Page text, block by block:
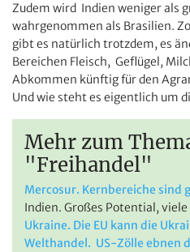
Zudem wird Indien weniger als
wahrgenommen als Brasilien.
gibt es natürlich trotzdem, es
Bereichen Fleisch, Geflügel,
Abkommen künftig für den
Und wie steht es eigentlich um
Mehr zum
"Freihandel"
Mercosur. Kernbereiche sind
Indien. Großes Potential,
Ukraine. Die EU kann die
Welthandel. US-Zölle ebnen